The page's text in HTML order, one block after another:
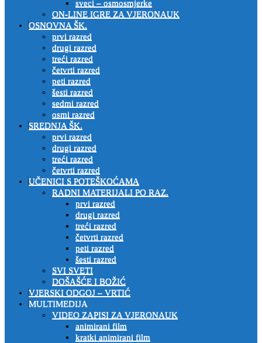
sveci – osmosmjerke
ON-LINE IGRE ZA VJERONAUK
OSNOVNA ŠK.
prvi razred
drugi razred
treći razred
četvrti razred
peti razred
šesti razred
sedmi razred
osmi razred
SREDNJA ŠK.
prvi razred
drugi razred
treći razred
četvrti razred
UČENICI S POTEŠKOĆAMA
RADNI MATERIJALI PO RAZ.
prvi razred
drugi razred
treći razred
četvrti razred
peti razred
šesti razred
SVI SVETI
DOŠAŠĆE I BOŽIĆ
VJERSKI ODGOJ – VRTIĆ
MULTIMEDIJA
VIDEO ZAPISI ZA VJERONAUK
animirani film
kratki animirani film